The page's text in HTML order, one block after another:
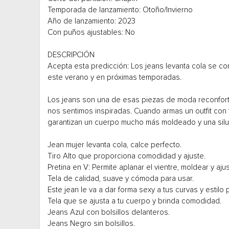
Temporada de lanzamiento: Otoño/Invierno
Año de lanzamiento: 2023
Con puños ajustables: No
DESCRIPCIÓN
Acepta esta predicción: Los jeans levanta cola se
este verano y en próximas temporadas.
Los jeans son una de esas piezas de moda
nos sentimos inspiradas. Cuando armas un outfit
garantizan un cuerpo mucho más moldeado y una
Jean mujer levanta cola, calce perfecto.
Tiro Alto que proporciona comodidad y ajuste.
Pretina en V: Permite aplanar el vientre, moldear y
Tela de calidad, suave y cómoda para usar.
Este jean le va a dar forma sexy a tus curvas y estilo
Tela que se ajusta a tu cuerpo y brinda comodidad.
Jeans Azul con bolsillos delanteros.
Jeans Negro sin bolsillos.